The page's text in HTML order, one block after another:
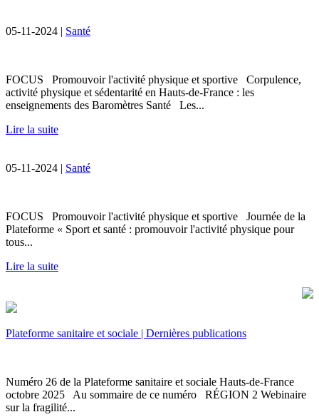
05-11-2024 | Santé
FOCUS Promouvoir l'activité physique et sportive Corpulence,
activité physique et sédentarité en Hauts-de-France : les
enseignements des Baromètres Santé Les...
Lire la suite
05-11-2024 | Santé
FOCUS Promouvoir l'activité physique et sportive Journée de la
Plateforme « Sport et santé : promouvoir l'activité physique pour
tous...
Lire la suite
Plateforme sanitaire et sociale | Dernières publications
Numéro 26 de la Plateforme sanitaire et sociale Hauts-de-France
octobre 2025 Au sommaire de ce numéro RÉGION 2 Webinaire
sur la fragilité...